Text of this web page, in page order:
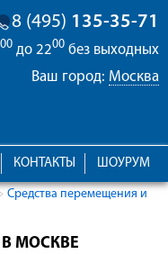
8 (495) 135-35-71
00 до 2200 без выходных
Ваш город: Москва
ШОУРУМ
КОНТАКТЫ
Средства перемещения и
В МОСКВЕ